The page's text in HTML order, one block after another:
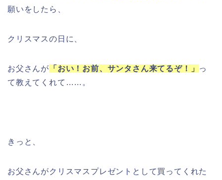
願いをしたら、
クリスマスの日に、
お父さんが 「おい！お前、サンタさん来てるぞ！」 っ
て教えてくれて……。
きっと、
お父さんがクリスマスプレゼントとして買ってくれた